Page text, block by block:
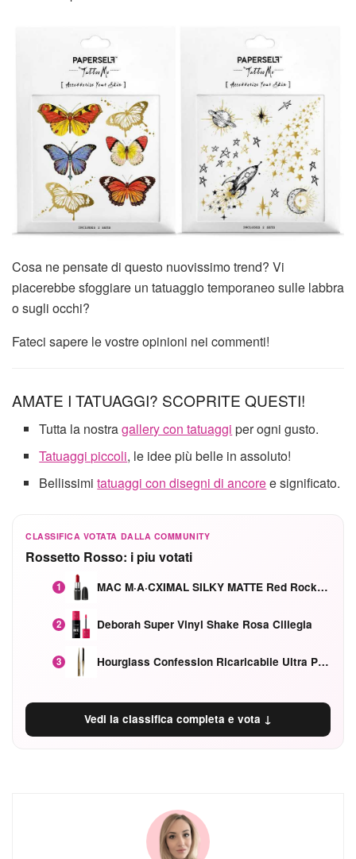
Cosa ne pensate di questo nuovissimo trend? Vi
piacerebbe sfoggiare un tatuaggio temporaneo sulle labbra
o sugli occhi?
Fateci sapere le vostre opinioni nei commenti!
AMATE I TATUAGGI? SCOPRITE QUESTI!
Tutta la nostragallery con tatuaggi per ogni gusto.
Tatuaggi piccoli, le idee più belle in assoluto!
Bellissimitatuaggi con disegni di ancoree significato.
CLASSIFICA VOTATA DALLA COMMUNITY
Rossetto Rosso: i piu votati
1 MAC M·A·CXIMAL SILKY MATTE Red Rock mat
2 Deborah Super Vinyl Shake Rosa Ciliegia
3 Hourglass Confession Ricaricabile Ultra Preciso Ad Alta Intensità Secretly Classic Red
Vedi la classifica completa e vota ↓